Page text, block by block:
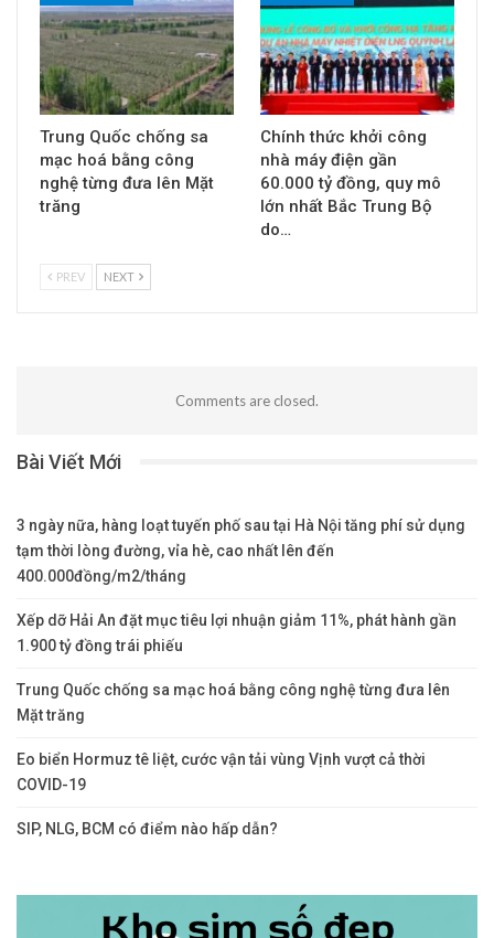
Trung Quốc chống sa
mạc hoá bằng công
nghệ từng đưa lên Mặt
trăng
Chính thức khởi công
nhà máy điện gần
60.000 tỷ đồng, quy mô
lớn nhất Bắc Trung Bộ
do…
PREV NEXT
Comments are closed.
Bài Viết Mới
3 ngày nữa, hàng loạt tuyến phố sau tại Hà Nội tăng phí sử dụng
tạm thời lòng đường, vỉa hè, cao nhất lên đến
400.000đồng/m2/tháng
Xếp dỡ Hải An đặt mục tiêu lợi nhuận giảm 11%, phát hành gần
1.900 tỷ đồng trái phiếu
Trung Quốc chống sa mạc hoá bằng công nghệ từng đưa lên
Mặt trăng
Eo biển Hormuz tê liệt, cước vận tải vùng Vịnh vượt cả thời
COVID-19
SIP, NLG, BCM có điểm nào hấp dẫn?